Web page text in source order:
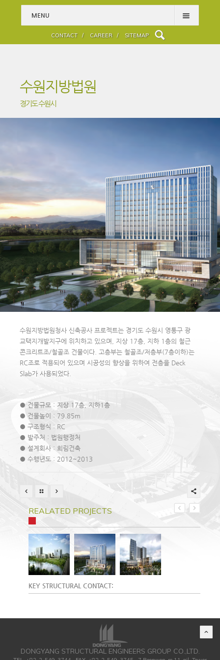
MENU
ABOUT
WHAT WE DO
CONTACT / CAREER / SITEMAP
수원지방법원
경기도 수원시
수원지방법원청사 신축공사 프로젝트는 경기도 수원시 영통구 광
교택지개발지구에 위치하고 있으며, 지상 17층, 지하 1층의 철근
콘크리트조/철골조 건물이다. 고층부는 철골조/저층부(7층이하)는
RC조로 적용되어 있으며 시공성의 향상을 위하여 전층을 Deck
Slab가 사용되었다.
● 건물규모 : 지상 17층, 지하1층
● 건물높이 : 79.85m
● 구조형식 : RC
● 발주처 : 법원행정처
● 설계회사 : 희림건축
● 수행년도 : 2012~2013
REALATED PROJECTS
KEY STRUCTURAL CONTACT:
DONGYANG STRUCTURAL ENGINEERS GROUP CO.,LTD.